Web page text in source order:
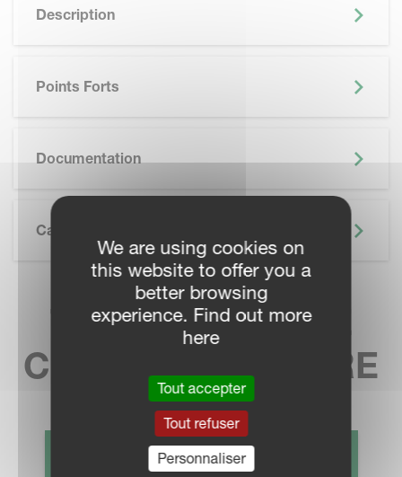
Description
Points Forts
Documentation
Caractéristiques Techniques
TROUVEZ VOTRE
CONCESSIONNAIRE
CONTACT COMMERCIAL
We are using cookies on
this website to offer you a
better browsing
experience. Find out more
here
Tout accepter
Tout refuser
Personnaliser